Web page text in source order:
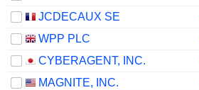
JCDECAUX SE
WPP PLC
CYBERAGENT, INC.
MAGNITE, INC.